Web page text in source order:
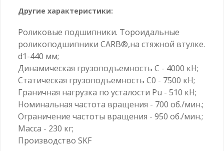
Другие характеристики:
Роликовые подшипники. Тороидальные
роликоподшипники CARB®,на стяжной втулке.
d1-440 мм;
Динамическая грузоподъемность C - 4000 кН;
Статическая грузоподъемность C0 - 7500 кН;
Граничная нагрузка по усталости Pu - 510 кН;
Номинальная частота вращения - 700 об./мин.;
Ограничение частоты вращения - 950 об./мин.;
Масса - 230 кг;
Производство SKF